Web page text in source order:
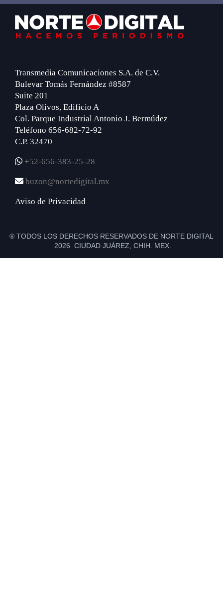
Footer
Transmedia Comunicaciones S.A. de C.V.
Bulevar Tomás Fernández #8587
Suite 201
Plaza Olivos, Edificio A
Col. Parque Industrial Antonio J. Bermúdez
Teléfono 656-682-72-92
C.P. 32470
+52-656-383-25-28
buzon@nortedigital.mx
Aviso de Privacidad
® TODOS LOS DERECHOS RESERVADOS DE NORTE DIGITAL
2026 CIUDAD JUÁREZ, CHIH. MEX.